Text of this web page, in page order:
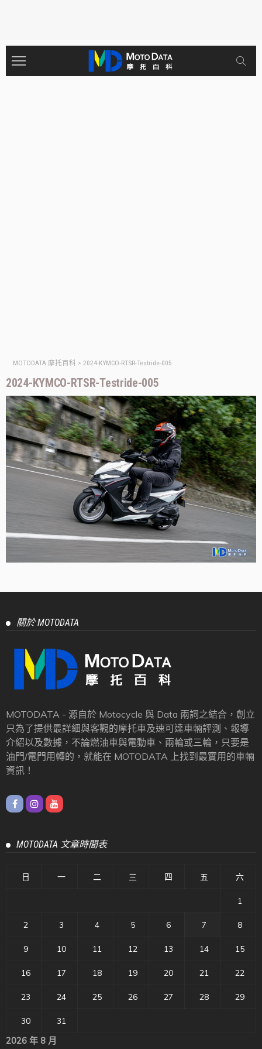
MOTODATA 摩托百科 > 2024-KYMCO-RTSR-Testride-005
2024-KYMCO-RTSR-Testride-005
關於 MOTODATA
MOTODATA - 源自於 Motocycle 與 Data 兩詞之結合，創立
只為了提供最詳細與客觀的摩托車及速可達車輛評測、報導
介紹以及數據，不論燃油車與電動車、兩輪或三輪，只要是
油門/電門用轉的，就能在 MOTODATA 上找到最實用的車輛
資訊！
MOTODATA 文章時間表
2026 年 8 月
日 一 二 三 四 五 六
1
2 3 4 5 6 7 8
9 10 11 12 13 14 15
16 17 18 19 20 21 22
23 24 25 26 27 28 29
30 31